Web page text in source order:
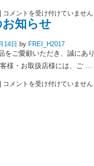
お
待
た
せ
ま
し
た！
商
品
入
コメントを受け付けていません
知らせ
14日 by FREI_H2017
をご愛顧いただき、誠に
様・お取扱店様には、ご …
| 在
コメントを受け付けていません